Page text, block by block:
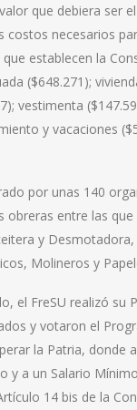
que debiera ser
costos necesarios
establecen la
($648.271);
vestimenta
y vacaciones
por unas 140
obreras entre las
y
Molineros y
el FreSU realizó su
y votaron el
la Patria, donde
y a un Salario
14 bis de la